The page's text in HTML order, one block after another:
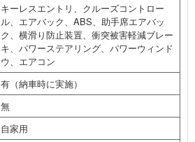
キーレスエントリ、クルーズコントロー
ル、エアバック、ABS、助手席エアバッ
ク、横滑り防止装置、衝突被害軽減ブレー
キ、パワーステアリング、パワーウィンド
ウ、エアコン
有（納車時に実施）
無
自家用